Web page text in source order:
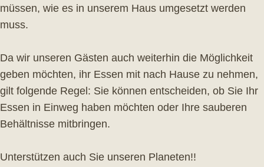
müssen, wie es in unserem Haus umgesetzt werden
muss.
Da wir unseren Gästen auch weiterhin die Möglichkeit
geben möchten, ihr Essen mit nach Hause zu nehmen,
gilt folgende Regel: Sie können entscheiden, ob Sie Ihr
Essen in Einweg haben möchten oder Ihre sauberen
Behältnisse mitbringen.
Unterstützen auch Sie unseren Planeten!!